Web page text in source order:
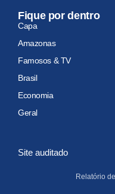
Fique por dentro
Capa
Amazonas
Famosos & TV
Brasil
Economia
Geral
Site auditado
Relatório